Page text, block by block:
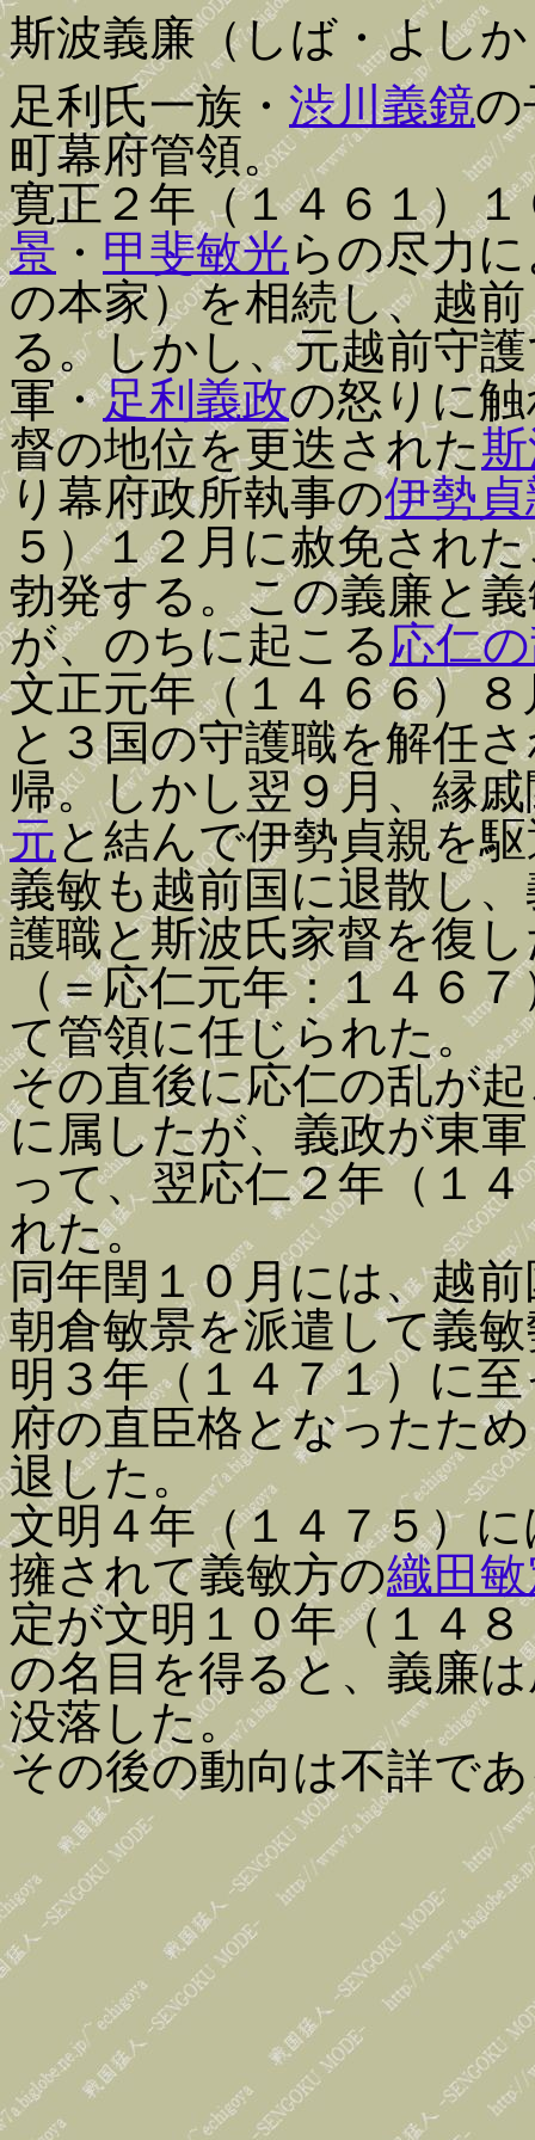
斯波義廉（しば・よし
足利氏一族・ 渋川義鏡の
町幕府管領。
寛正２年（１４６１）
景 ・ 甲斐敏光らの尽力
の本家）を相続し、越
る。しかし、元越前守
軍・足利義政の怒りに
督の地位を更迭された
り幕府政所執事の伊勢貞
５）１２月に赦免され
勃発する。この義廉と
が、のちに起こる 応仁
文正元年（１４６６）
と３国の守護職を解任
帰。しかし翌９月、縁
元と結んで伊勢貞親を
義敏も越前国に退散し
護職と斯波氏家督を復
（＝応仁元年：１４６
て管領に任じられた。
その直後に応仁の乱が
に属したが、義政が東
って、翌応仁２年（１
れた。
同年閏１０月には、越
朝倉敏景を派遣して義
明３年（１４７１）に
府の直臣格となったた
退した。
文明４年（１４７５）
擁されて義敏方の織田
定が文明１０年（１４
の名目を得ると、義廉
没落した。
その後の動向は不詳で